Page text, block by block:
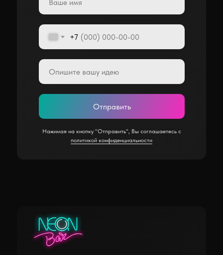
+7
Отправить
Нажимая на кнопку "Отправить", Вы соглашаетесь с
политикой конфиденциальности